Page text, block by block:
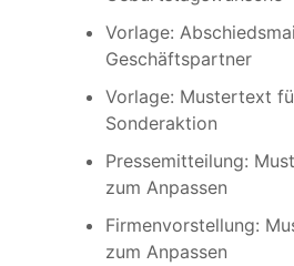
Vorlage:
Geschäftspartner
Vorlage: Mustertext
Sonderaktion
Pressemitteilung:
zum Anpassen
Firmenvorstellung:
zum Anpassen